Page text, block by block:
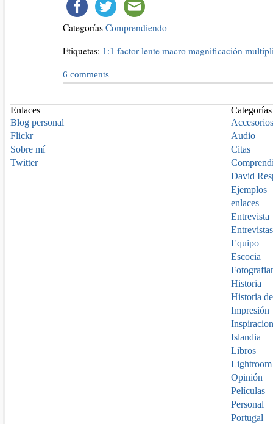
Categorías Comprendiendo
Etiquetas: 1:1 factor lente macro magnificación
6 comments
Enlaces
Blog personal
Flickr
Sobre mí
Twitter
Categorías
Accesorios
Audio
Citas
David
Ejemplos
enlaces
Entrevista
Entrevistas
Equipo
Escocia
Historia
Historia
Impresión
Islandia
Libros
Lightroom
Opinión
Películas
Personal
Portugal